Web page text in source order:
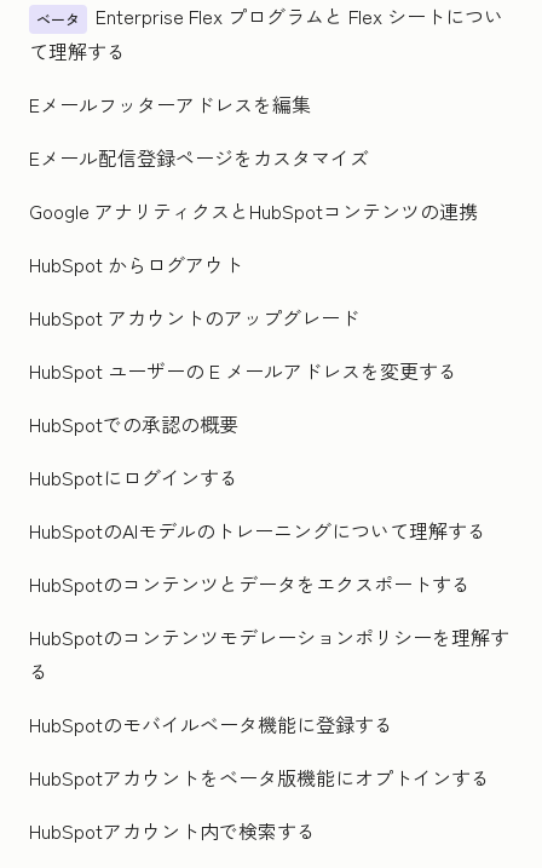
ベータ
Enterprise Flex プログラムと Flex シートについ
て理解する
Eメールフッターアドレスを編集
Eメール配信登録ページをカスタマイズ
Google アナリティクスとHubSpotコンテンツの連携
HubSpot からログアウト
HubSpot アカウントのアップグレード
HubSpot ユーザーの E メールアドレスを変更する
HubSpotでの承認の概要
HubSpotにログインする
HubSpotのAIモデルのトレーニングについて理解する
HubSpotのコンテンツとデータをエクスポートする
HubSpotのコンテンツモデレーションポリシーを理解す
る
HubSpotのモバイルベータ機能に登録する
HubSpotアカウントをベータ版機能にオプトインする
HubSpotアカウント内で検索する